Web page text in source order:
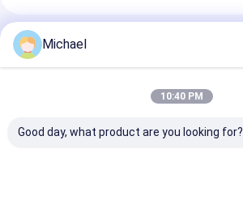
Rekomendasi Produk
Michael
10:40 PM
Good day, what product are you looking for?